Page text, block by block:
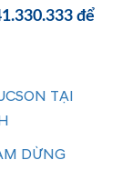
để
TẠI
DỪNG